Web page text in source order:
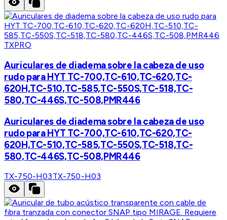
TXPRO
Auriculares de diadema sobre la cabeza de uso
rudo para HYT TC-700,TC-610,TC-620,TC-
620H,TC-510,TC-585,TC-550S,TC-518,TC-
580,TC-446S,TC-508,PMR446
Auriculares de diadema sobre la cabeza de uso
rudo para HYT TC-700,TC-610,TC-620,TC-
620H,TC-510,TC-585,TC-550S,TC-518,TC-
580,TC-446S,TC-508,PMR446
TX-750-H03TX-750-H03